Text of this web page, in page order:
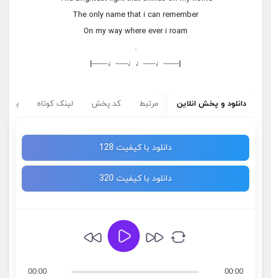
The only name that i can remember
On my way where ever i roam
.
|——♩—–♩♩—–♩——|
دانلود و پخش انلاین مرتبط کد پخش لینک کوتاه
دانلود با کیفیت 128
دانلود با کیفیت 320
00:00
00:00